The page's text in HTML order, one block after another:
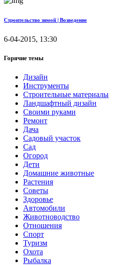
Строительство зимой | Возведение
6-04-2015, 13:30
Горячие темы
Дизайн
Инструменты
Строительные материалы
Ландшафтный дизайн
Своими руками
Ремонт
Дача
Садовый участок
Сад
Огород
Дети
Домашние животные
Растения
Советы
Здоровье
Автомобили
Животноводство
Отношения
Спорт
Туризм
Охота
Рыбалка